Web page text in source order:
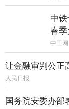
中
春
中工网
让金融审判公正
人民日报
国务院安委办部